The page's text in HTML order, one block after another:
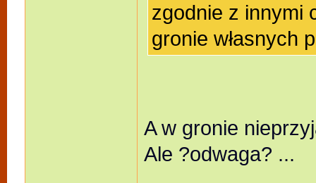
zgodnie z innymi
gronie własnych
A w gronie
Ale ?odwaga? ...